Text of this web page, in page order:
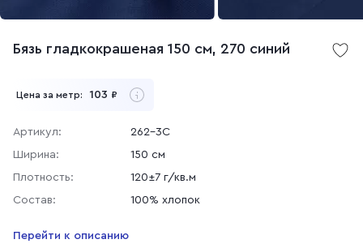
Бязь гладкокрашеная 150 см, 270 синий
Цена за метр: 103 ₽
Артикул:
262-3C
Ширина:
150 см
Плотность:
120±7 г/кв.м
Состав:
100% хлопок
Перейти к описанию